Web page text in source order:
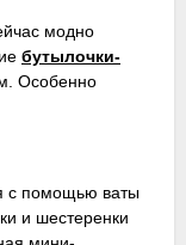
модно
бутылочки-
Особенно
с помощью ваты
и шестеренки